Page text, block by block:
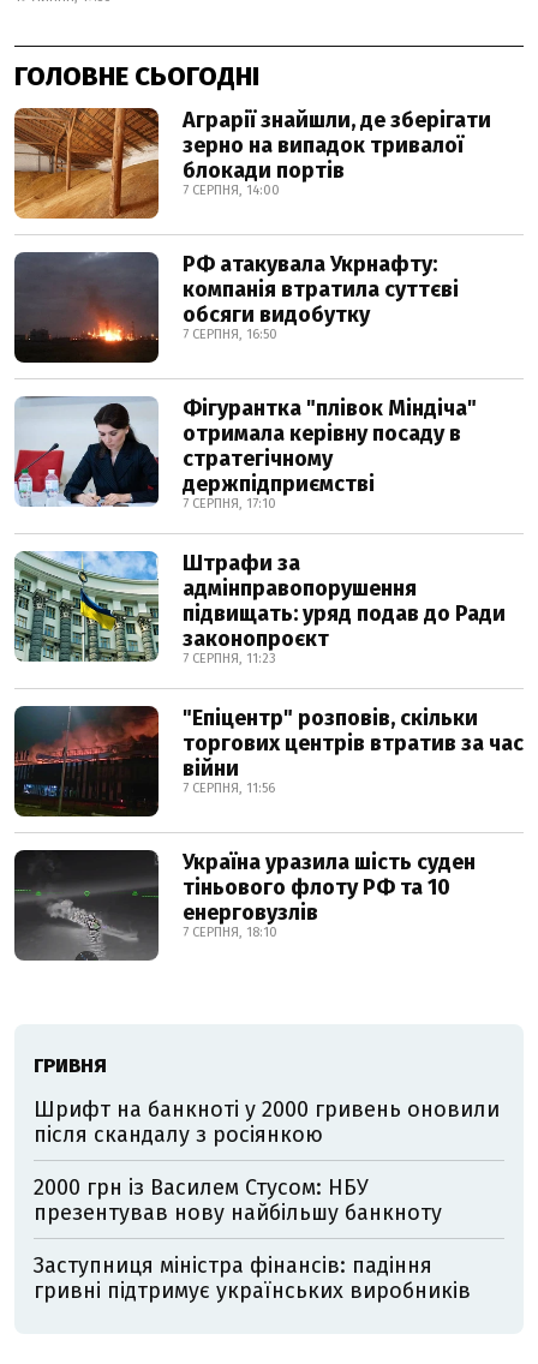
ГОЛОВНЕ СЬОГОДНІ
Аграрії знайшли, де зберігати
зерно на випадок тривалої
блокади портів
7 СЕРПНЯ, 14:00
РФ атакувала Укрнафту:
компанія втратила суттєві
обсяги видобутку
7 СЕРПНЯ, 16:50
Фігурантка "плівок Міндіча"
отримала керівну посаду в
стратегічному
держпідприємстві
7 СЕРПНЯ, 17:10
Штрафи за
адмінправопорушення
підвищать: уряд подав до Ради
законопроєкт
7 СЕРПНЯ, 11:23
"Епіцентр" розповів, скільки
торгових центрів втратив за час
війни
7 СЕРПНЯ, 11:56
Україна уразила шість суден
тіньового флоту РФ та 10
енерговузлів
7 СЕРПНЯ, 18:10
ГРИВНЯ
Шрифт на банкноті у 2000 гривень оновили
після скандалу з росіянкою
2000 грн із Василем Стусом: НБУ
презентував нову найбільшу банкноту
Заступниця міністра фінансів: падіння
гривні підтримує українських виробників